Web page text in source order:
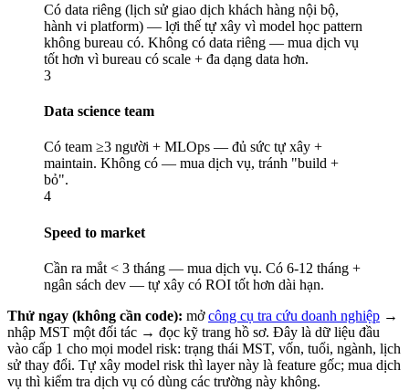
Có data riêng (lịch sử giao dịch khách hàng nội bộ,
hành vi platform) — lợi thế tự xây vì model học pattern
không bureau có. Không có data riêng — mua dịch vụ
tốt hơn vì bureau có scale + đa dạng data hơn.
3
Data science team
Có team ≥3 người + MLOps — đủ sức tự xây +
maintain. Không có — mua dịch vụ, tránh "build +
bỏ".
4
Speed to market
Cần ra mắt < 3 tháng — mua dịch vụ. Có 6-12 tháng +
ngân sách dev — tự xây có ROI tốt hơn dài hạn.
Thử ngay (không cần code): mở công cụ tra cứu doanh nghiệp →
nhập MST một đối tác → đọc kỹ trang hồ sơ. Đây là dữ liệu đầu
vào cấp 1 cho mọi model risk: trạng thái MST, vốn, tuổi, ngành, lịch
sử thay đổi. Tự xây model risk thì layer này là feature gốc; mua dịch
vụ thì kiểm tra dịch vụ có dùng các trường này không.